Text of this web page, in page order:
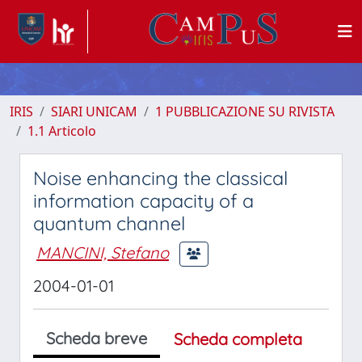
IRIS SIARI UNICAM
1 PUBBLICAZIONE SU RIVISTA
1.1 Articolo
Noise enhancing the classical
information capacity of a
quantum channel
MANCINI, Stefano
2004-01-01
Scheda breve Scheda completa